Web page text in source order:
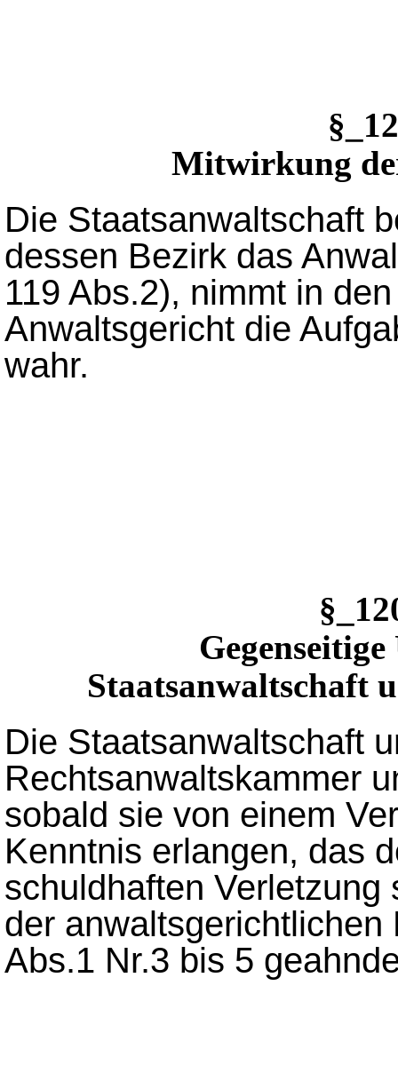
Mitwirkung
Die Staatsanwaltschaft
dessen Bezirk das
119 Abs.2), nimmt in
Anwaltsgericht die
wahr.
Staatsanwaltschaft
Die Staatsanwaltschaft
Rechtsanwaltskammer
sobald sie von einem
Kenntnis erlangen, das
schuldhaften
der
Abs.1 Nr.3 bis 5